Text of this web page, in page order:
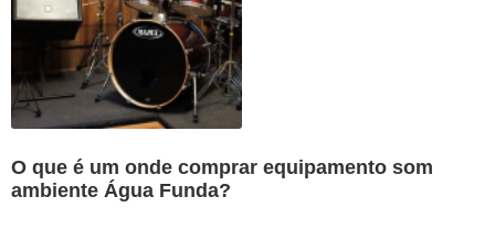
O que é um onde comprar equipamento som
ambiente Água Funda?